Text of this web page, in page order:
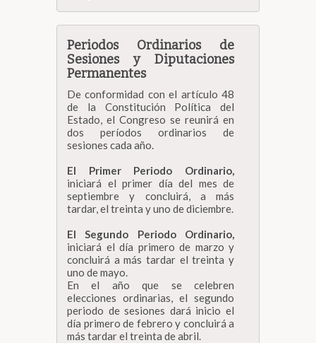
Periodos Ordinarios de
Sesiones y Diputaciones
Permanentes
De conformidad con el artículo 48
de la Constitución Política del
Estado, el Congreso se reunirá en
dos períodos ordinarios de
sesiones cada año.
El Primer Periodo Ordinario,
iniciará el primer día del mes de
septiembre y concluirá, a más
tardar, el treinta y uno de diciembre.
El Segundo Periodo Ordinario,
iniciará el día primero de marzo y
concluirá a más tardar el treinta y
uno de mayo.
En el año que se celebren
elecciones ordinarias, el segundo
periodo de sesiones dará inicio el
día primero de febrero y concluirá a
más tardar el treinta de abril.